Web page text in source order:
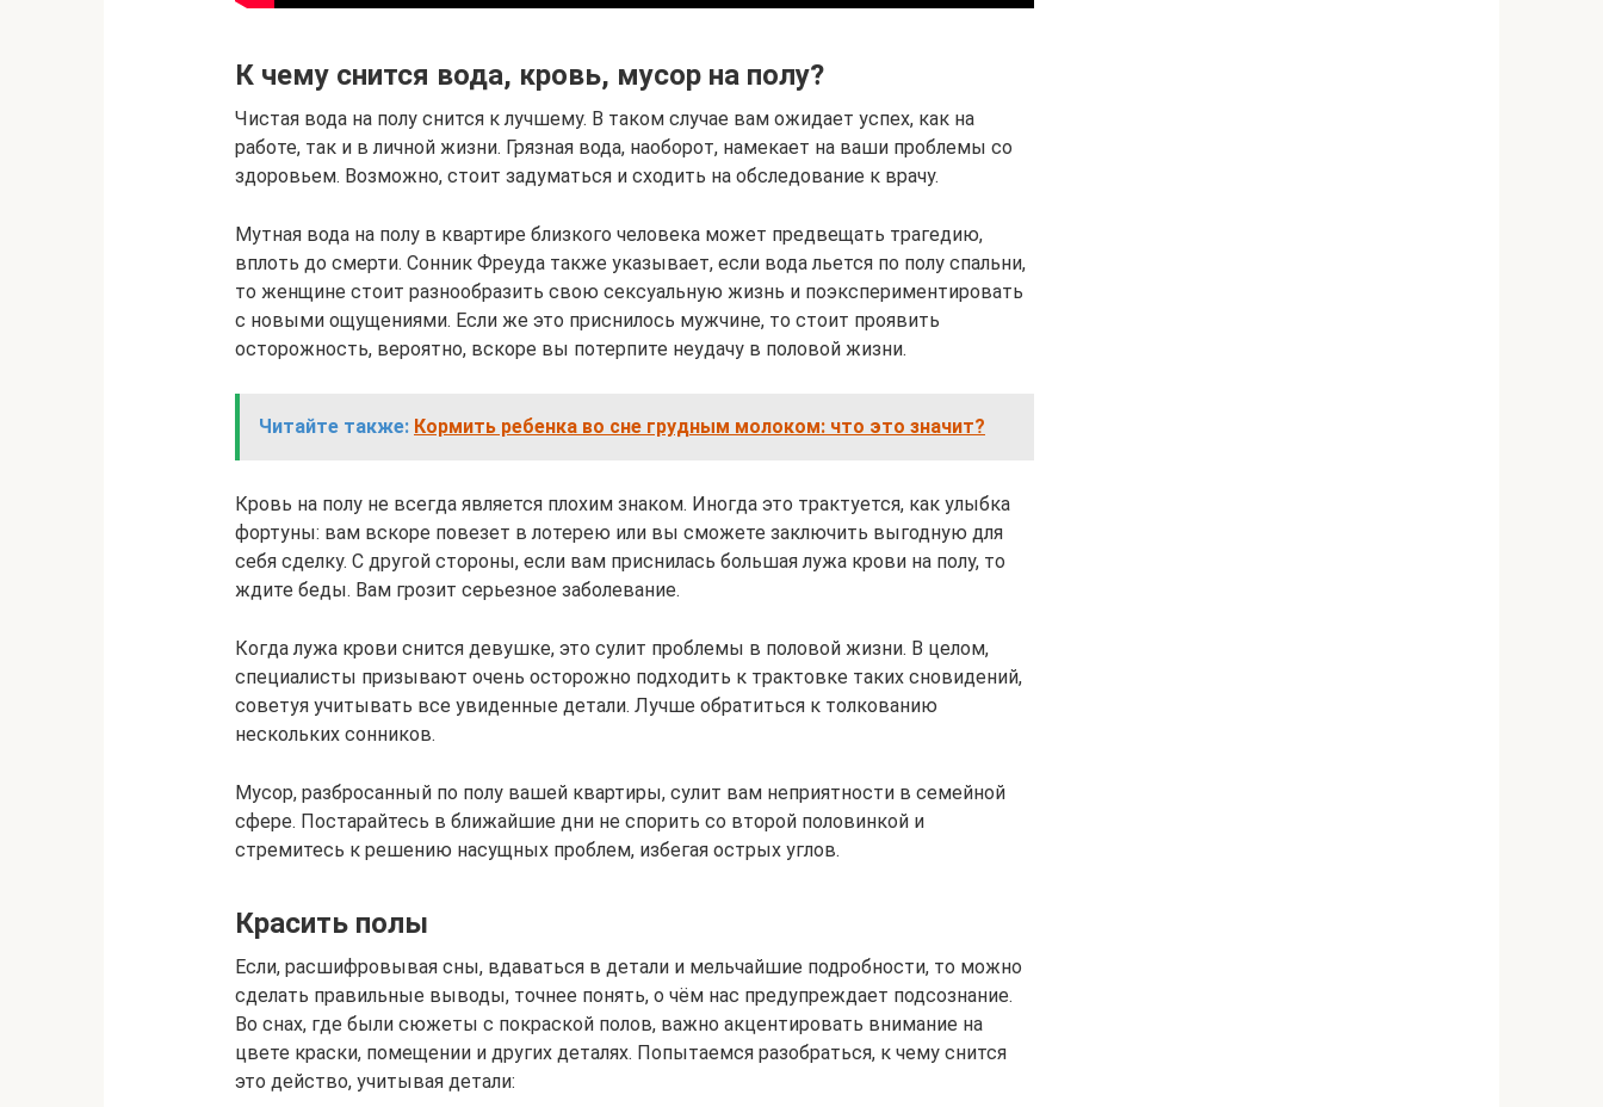
К чему снится вода, кровь, мусор на полу?
Чистая вода на полу снится к лучшему. В таком случае вам ожидает успех, как на
работе, так и в личной жизни. Грязная вода, наоборот, намекает на ваши проблемы со
здоровьем. Возможно, стоит задуматься и сходить на обследование к врачу.
Мутная вода на полу в квартире близкого человека может предвещать трагедию,
вплоть до смерти. Сонник Фреуда также указывает, если вода льется по полу спальни,
то женщине стоит разнообразить свою сексуальную жизнь и поэкспериментировать
с новыми ощущениями. Если же это приснилось мужчине, то стоит проявить
осторожность, вероятно, вскоре вы потерпите неудачу в половой жизни.
Читайте также: Кормить ребенка во сне грудным молоком: что это значит?
Кровь на полу не всегда является плохим знаком. Иногда это трактуется, как улыбка
фортуны: вам вскоре повезет в лотерею или вы сможете заключить выгодную для
себя сделку. С другой стороны, если вам приснилась большая лужа крови на полу, то
ждите беды. Вам грозит серьезное заболевание.
Когда лужа крови снится девушке, это сулит проблемы в половой жизни. В целом,
специалисты призывают очень осторожно подходить к трактовке таких сновидений,
советуя учитывать все увиденные детали. Лучше обратиться к толкованию
нескольких сонников.
Мусор, разбросанный по полу вашей квартиры, сулит вам неприятности в семейной
сфере. Постарайтесь в ближайшие дни не спорить со второй половинкой и
стремитесь к решению насущных проблем, избегая острых углов.
Красить полы
Если, расшифровывая сны, вдаваться в детали и мельчайшие подробности, то можно
сделать правильные выводы, точнее понять, о чём нас предупреждает подсознание.
Во снах, где были сюжеты с покраской полов, важно акцентировать внимание на
цвете краски, помещении и других деталях. Попытаемся разобраться, к чему снится
это действо, учитывая детали: